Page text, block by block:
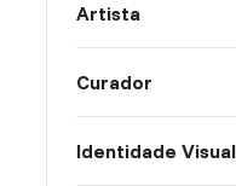
Artista
Curador
Identidade Visual